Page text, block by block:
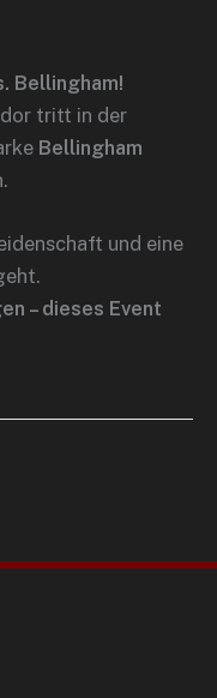
Bellingham!
tritt in der
Bellingham
und eine
– dieses Event